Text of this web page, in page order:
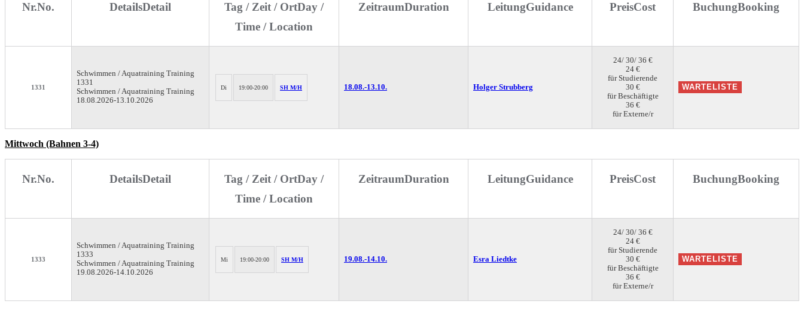
Nr.No. DetailsDetail Tag / Zeit / OrtDay /
Time / Location
ZeitraumDuration LeitungGuidance PreisCost BuchungBooking
1331
Schwimmen / Aquatraining Training
1331
Schwimmen / Aquatraining Training
18.08.2026-13.10.2026
Di 19:00-20:00 SH M/H 18.08.-13.10. Holger Strubberg
24/ 30/ 36 €
24 €
für Studierende
30 €
für Beschäftigte
36 €
für Externe/r
Mittwoch (Bahnen 3-4)
Nr.No. DetailsDetail Tag / Zeit / OrtDay /
Time / Location
ZeitraumDuration LeitungGuidance PreisCost BuchungBooking
1333
Schwimmen / Aquatraining Training
1333
Schwimmen / Aquatraining Training
19.08.2026-14.10.2026
Mi 19:00-20:00 SH M/H 19.08.-14.10. Esra Liedtke
24/ 30/ 36 €
24 €
für Studierende
30 €
für Beschäftigte
36 €
für Externe/r